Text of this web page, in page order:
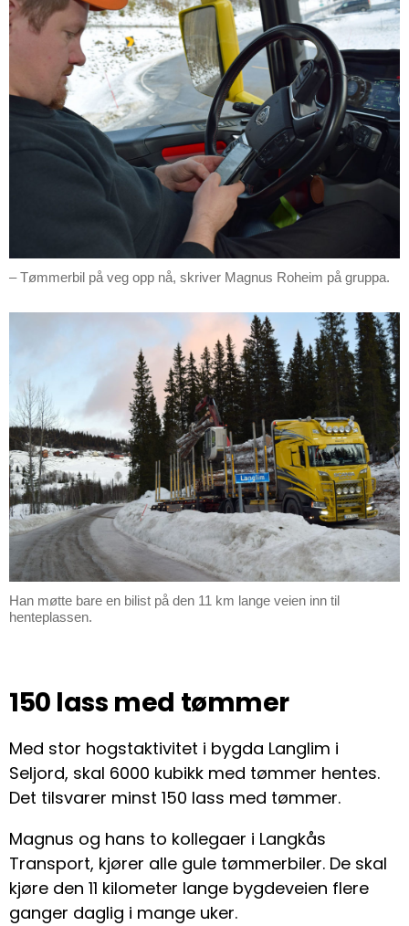
– Tømmerbil på veg opp nå, skriver Magnus Roheim på gruppa.
Han møtte bare en bilist på den 11 km lange veien inn til
henteplassen.
150 lass med tømmer
Med stor hogstaktivitet i bygda Langlim i
Seljord, skal 6000 kubikk med tømmer hentes.
Det tilsvarer minst 150 lass med tømmer.
Magnus og hans to kollegaer i Langkås
Transport, kjører alle gule tømmerbiler. De skal
kjøre den 11 kilometer lange bygdeveien flere
ganger daglig i mange uker.